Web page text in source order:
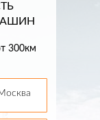
300км